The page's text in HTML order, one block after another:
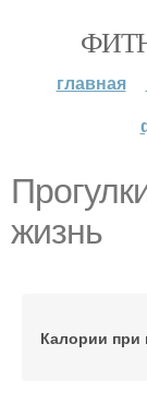
главная
жизнь
Калории при